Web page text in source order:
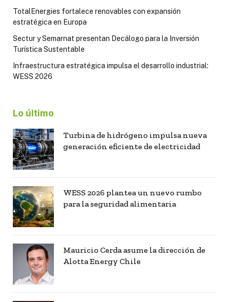
TotalEnergies fortalece renovables con expansión
estratégica en Europa
Sectur y Semarnat presentan Decálogo para la Inversión
Turística Sustentable
Infraestructura estratégica impulsa el desarrollo industrial:
WESS 2026
Lo último
Turbina de hidrógeno impulsa nueva
generación eficiente de electricidad
WESS 2026 plantea un nuevo rumbo
para la seguridad alimentaria
Mauricio Cerda asume la dirección de
Alotta Energy Chile